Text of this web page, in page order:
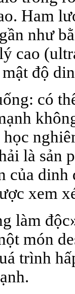
Ham
như
cao
độ
có
là sản
của
xem
làm
món
trình